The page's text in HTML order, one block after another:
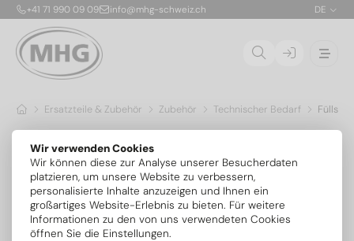
Wir verwenden Cookies
Wir können diese zur Analyse unserer Besucherdaten
platzieren, um unsere Website zu verbessern,
personalisierte Inhalte anzuzeigen und Ihnen ein
großartiges Website-Erlebnis zu bieten. Für weitere
Informationen zu den von uns verwendeten Cookies
öffnen Sie die Einstellungen.
+41 71 990 09 09 info@mhg-schweiz.ch DE
Ersatzteile & Zubehör Zubehör Technischer Bedarf
Füllschläuche
Beliebtheit